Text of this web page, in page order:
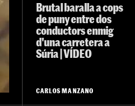
Brutal baralla a cops
de puny entre dos
conductors enmig
d'una carretera a
Súria | VÍDEO
CARLOS MANZANO